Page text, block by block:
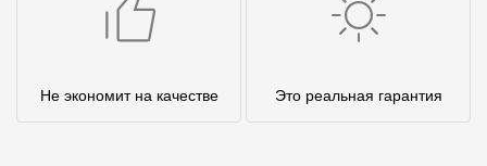
Не экономит на качестве Это реальная гарантия